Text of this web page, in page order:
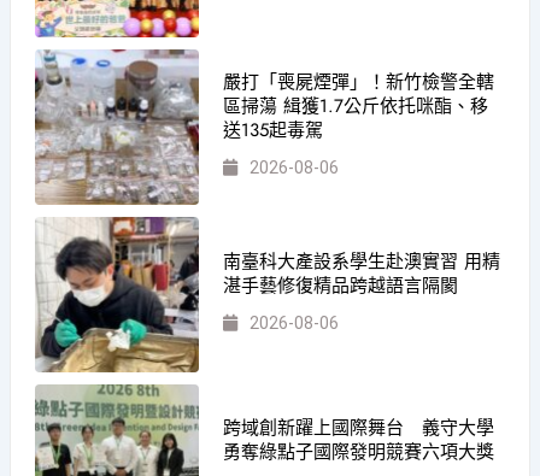
嚴打「喪屍煙彈」！新竹檢警全轄
區掃蕩 緝獲1.7公斤依托咪酯、移
送135起毒駕
2026-08-06
南臺科大產設系學生赴澳實習 用精
湛手藝修復精品跨越語言隔閡
2026-08-06
跨域創新躍上國際舞台 義守大學
勇奪綠點子國際發明競賽六項大獎